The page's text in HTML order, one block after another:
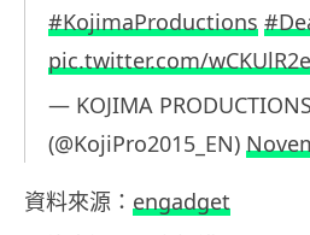
#KojimaProductions
pic.twitter.com/
— KOJIMA
(@KojiPro2015_EN)
資料來源： engadget